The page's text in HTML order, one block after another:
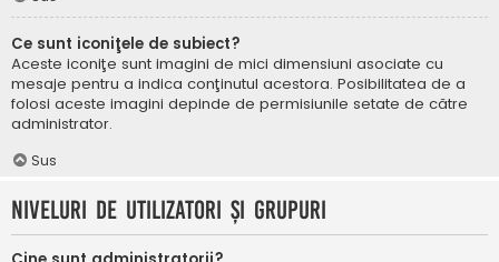
Ce sunt iconiţele de subiect?
Aceste iconiţe sunt imagini de mici dimensiuni asociate cu
mesaje pentru a indica conţinutul acestora. Posibilitatea de a
folosi aceste imagini depinde de permisiunile setate de către
administrator.
Sus
Niveluri de utilizatori şi grupuri